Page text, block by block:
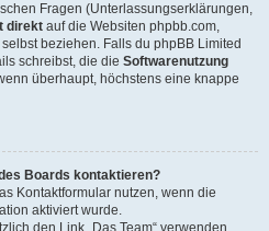
Fragen (Unterlassungserklärungen,
direkt auf die Websiten phpbb.com,
beziehen. Falls du phpBB Limited
schreibst, die die Softwarenutzung
überhaupt, höchstens eine knappe
Boards kontaktieren?
Kontaktformular nutzen, wenn die
aktiviert wurde.
den Link „Das Team“ verwenden.